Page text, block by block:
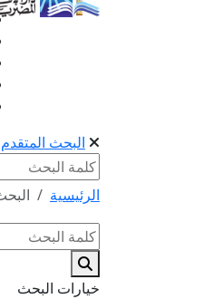
البحث المتقدم
الرئيسية
خيارات البحث